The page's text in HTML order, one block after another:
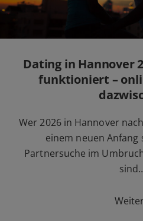
Dating in Hannover
funktioniert –
Wer 2026 in Hannover
einem neuen
Partnersuche im